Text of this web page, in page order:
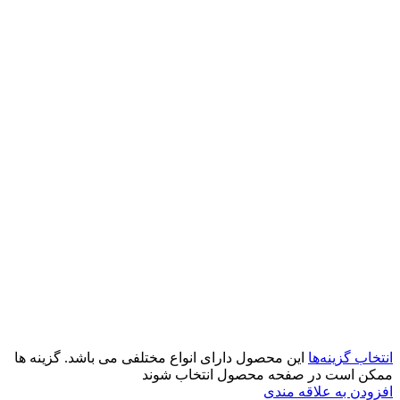
انتخاب گزینه‌ها این محصول دارای انواع مختلفی می باشد. گزینه ها
ممکن است در صفحه محصول انتخاب شوند
افزودن به علاقه مندی